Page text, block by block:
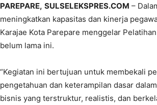
PAREPARE, SULSELEKSPRES.COM –
meningkatkan kapasitas dan kinerja
Karajae Kota Parepare menggelar
belum lama ini.
“Kegiatan ini bertujuan untuk membekali
pengetahuan dan keterampilan dasar
bisnis yang terstruktur, realistis, dan